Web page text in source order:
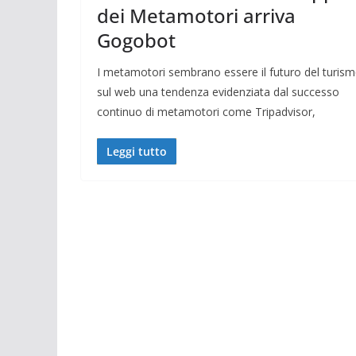
dei Metamotori arriva
Gogobot
I metamotori sembrano essere il futuro del
sul web una tendenza evidenziata dal successo
continuo di metamotori come Tripadvisor,
Leggi tutto